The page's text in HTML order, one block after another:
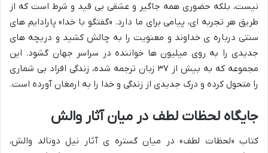
نیست، بلکه حضوری همه جاگیر و عشقی بی قید و شرط است که از
طریق هر تجربه ای، پیامی برای ما دارد. «گفتگو با خدا» پارادایم های
سنتی درباره ی خداوند و معنویت را به چالش کشید و دریچه های
جدیدی را به روی میلیون ها خواننده در سراسر جهان گشود. این
مجموعه که به بیش از ۳۷ زبان ترجمه شده، زندگی افراد بی شماری
را متحول کرده و درک جدیدی از زندگی و خدا را به ارمغان آورده است.
جایگاه لحظات لطف در میان آثار والش
کتاب «لحظات لطف» در میان گستره ی آثار نیل دونالد والش،